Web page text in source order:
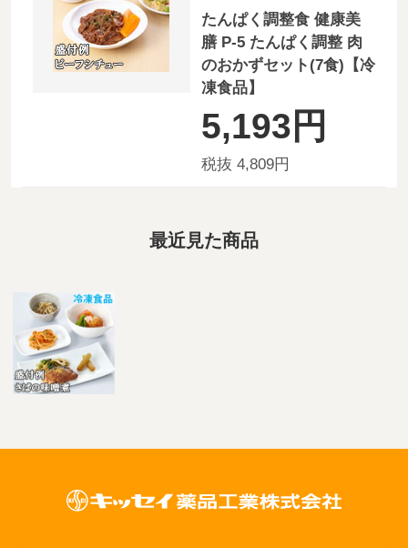
たんぱく調整食 健康美
膳 P-5 たんぱく調整 肉
のおかずセット(7食)【冷
凍食品】
5,193円
税抜 4,809円
最近見た商品